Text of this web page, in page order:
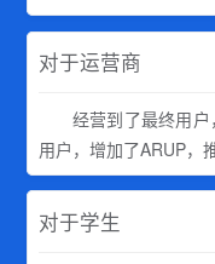
对于运营商
经营到了最终用
用户，增加了ARUP，
对于学生